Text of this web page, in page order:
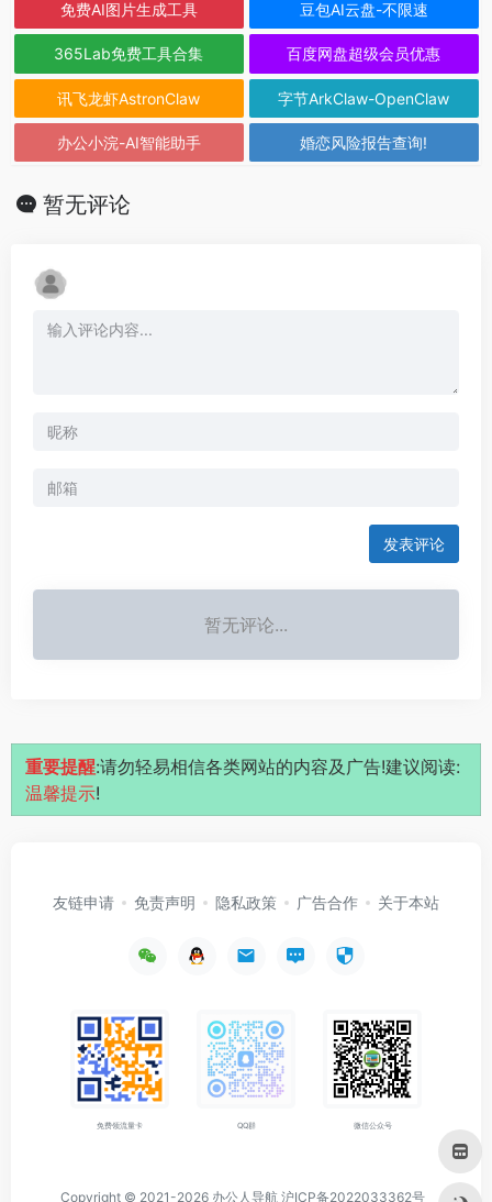
免费AI图片生成工具 豆包AI云盘-不限速
365Lab免费工具合集 百度网盘超级会员优惠
讯飞龙虾AstronClaw 字节ArkClaw-OpenClaw
办公小浣-AI智能助手 婚恋风险报告查询!
暂无评论
发表评论
暂无评论...
重要提醒:请勿轻易相信各类网站的内容及广告!建议阅读:
温馨提示!
友链申请 免责声明 隐私政策 广告合作 关于本站
免费领流量卡 QQ群 微信公众号
Copyright © 2021-2026 办公人导航 沪ICP备2022033362号